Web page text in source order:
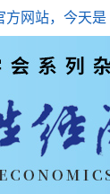
方网站，今天是